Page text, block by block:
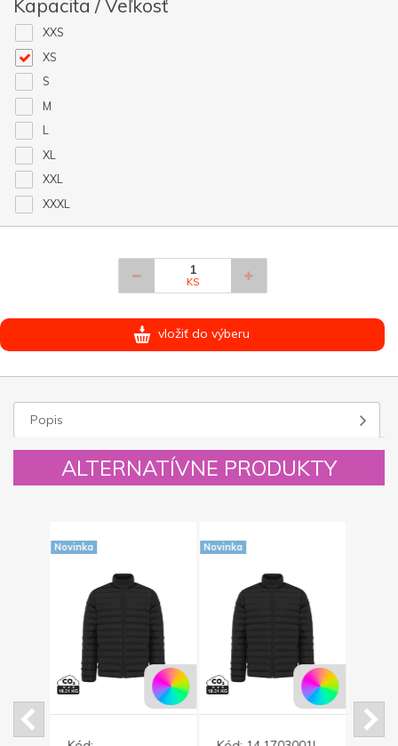
Kapacita / Veľkosť
XXS
XS
S
M
L
XL
XXL
XXXL
KS
vložiť do výberu
Popis
ALTERNATÍVNE PRODUKTY
Novinka Novinka